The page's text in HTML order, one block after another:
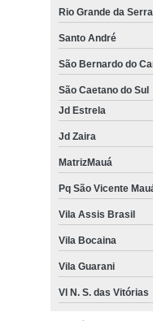
Rio Grande da Serra
Santo André
São Bernardo do
São Caetano do Sul
Jd Estrela
Jd Zaira
MatrizMauá
Pq São Vicente
Vila Assis Brasil
Vila Bocaina
Vila Guarani
Vl N. S. das Vitórias